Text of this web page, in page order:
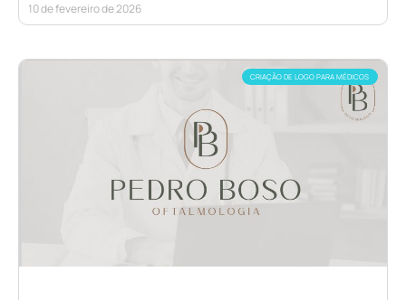
10 de fevereiro de 2026
CRIAÇÃO DE LOGO PARA MÉDICOS